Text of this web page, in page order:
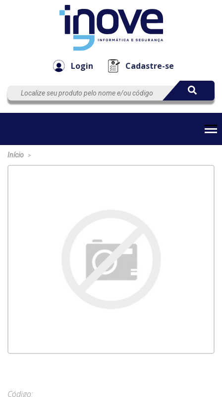
Login Cadastre-se
EmpresaAutomação
Início >
Código: